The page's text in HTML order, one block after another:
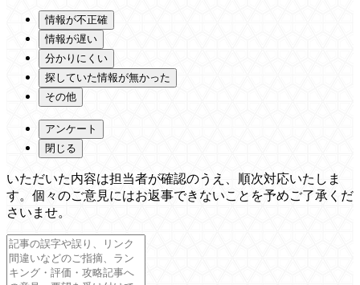
情報が不正確
情報が遅い
分かりにくい
探していた情報が無かった
その他
アンケート
閉じる
いただいた内容は担当者が確認のうえ、順次対応いたしま
す。個々のご意見にはお返事できないことを予めご了承くだ
さいませ。